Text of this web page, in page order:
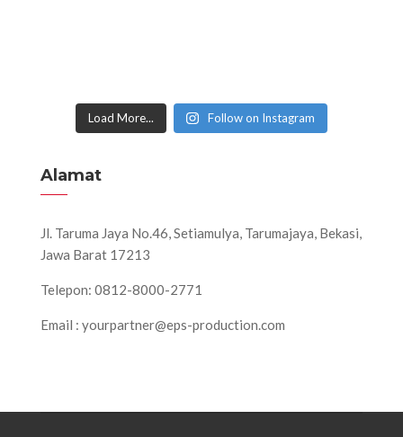
Load More... Follow on Instagram
Alamat
Jl. Taruma Jaya No.46, Setiamulya, Tarumajaya, Bekasi,
Jawa Barat 17213
Telepon: 0812-8000-2771
Email : yourpartner@eps-production.com